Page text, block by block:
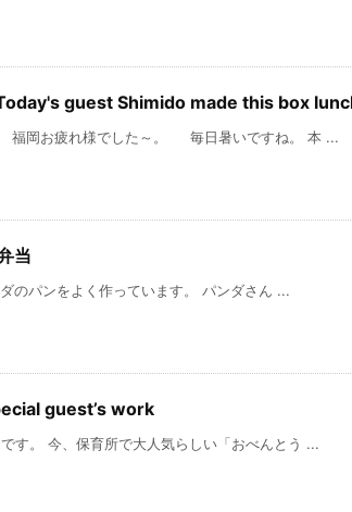
guest Shimido made this box
福岡お疲れ様でした～。 毎日暑いですね。 本 ...
当
パンをよく作っています。 パンダさん ...
guest’s work
今、保育所で大人気らしい「おべんとう ...